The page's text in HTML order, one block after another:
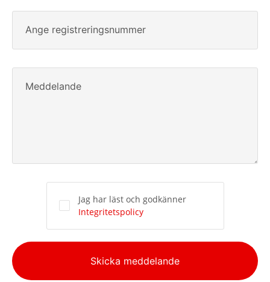
Ange registreringsnummer
Meddelande
Jag har läst och godkänner
Integritetspolicy
Alternative:
Skicka meddelande